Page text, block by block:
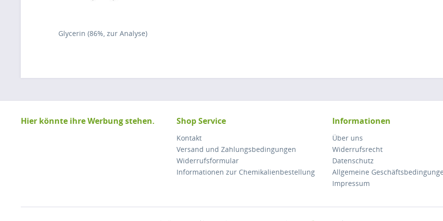
Glycerin (86%, zur Analyse)
Hier könnte ihre Werbung stehen. Shop Service
Kontakt
Versand und Zahlungsbedingungen
Widerrufsformular
Informationen zur Chemikalienbestellung
Informationen
Über uns
Widerrufsrecht
Datenschutz
Allgemeine
Impressum